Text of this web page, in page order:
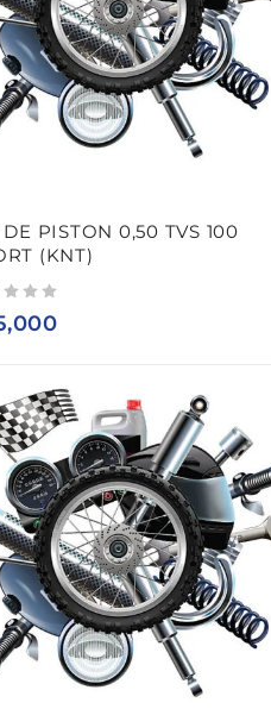
PISTON 0,50 TVS 100
(KNT)